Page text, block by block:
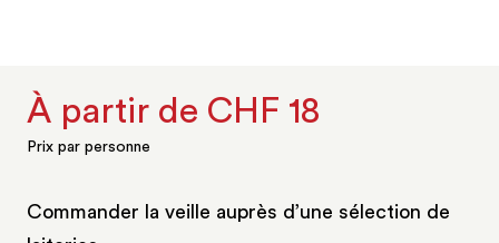
À partir de CHF 18
Prix par personne
Commander la veille auprès d’une sélection de